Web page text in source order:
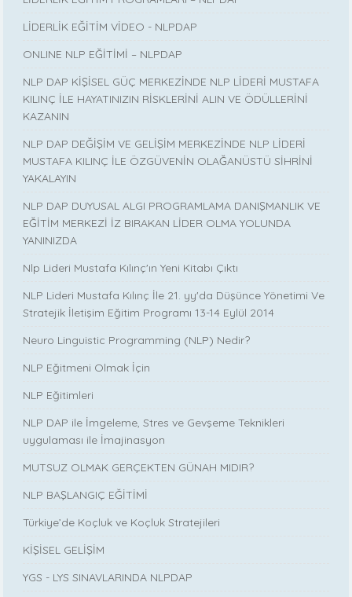
LİDERLİK EĞİTİM VİDEO - NLPDAP
ONLINE NLP EĞİTİMİ – NLPDAP
NLP DAP KİŞİSEL GÜÇ MERKEZİNDE NLP LİDERİ MUSTAFA
KILINÇ İLE HAYATINIZIN RİSKLERİNİ ALIN VE ÖDÜLLERİNİ
KAZANIN
NLP DAP DEĞİŞİM VE GELİŞİM MERKEZİNDE NLP LİDERİ
MUSTAFA KILINÇ İLE ÖZGÜVENİN OLAĞANÜSTÜ SİHRİNİ
YAKALAYIN
NLP DAP DUYUSAL ALGI PROGRAMLAMA DANIŞMANLIK VE
EĞİTİM MERKEZİ İZ BIRAKAN LİDER OLMA YOLUNDA
YANINIZDA
Nlp Lideri Mustafa Kılınç'ın Yeni Kitabı Çıktı
NLP Lideri Mustafa Kılınç İle 21. yy'da Düşünce Yönetimi Ve
Stratejik İletişim Eğitim Programı 13-14 Eylül 2014
Neuro Linguistic Programming (NLP) Nedir?
NLP Eğitmeni Olmak İçin
NLP Eğitimleri
NLP DAP ile İmgeleme, Stres ve Gevşeme Teknikleri
uygulaması ile İmajinasyon
MUTSUZ OLMAK GERÇEKTEN GÜNAH MIDIR?
NLP BAŞLANGIÇ EĞİTİMİ
Türkiye’de Koçluk ve Koçluk Stratejileri
KİŞİSEL GELİŞİM
YGS - LYS SINAVLARINDA NLPDAP